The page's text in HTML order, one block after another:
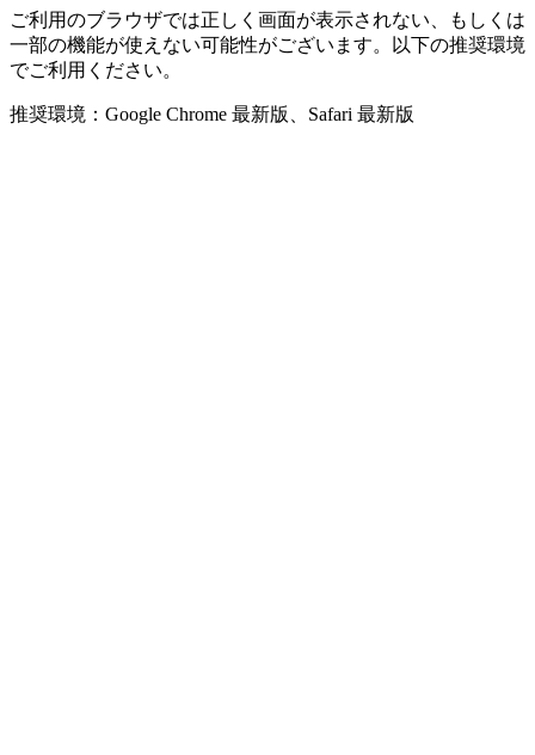
ご利用のブラウザでは正しく画面が表示されない、もしくは
一部の機能が使えない可能性がございます。以下の推奨環境
でご利用ください。
推奨環境：Google Chrome 最新版、Safari 最新版